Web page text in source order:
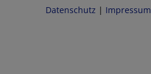
Datenschutz | Impressum